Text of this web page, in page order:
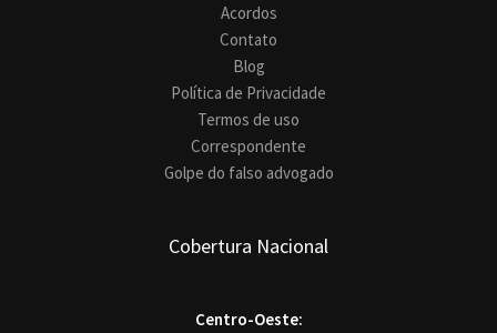
Acordos
Contato
Blog
Política de Privacidade
Termos de uso
Correspondente
Golpe do falso advogado
Cobertura Nacional
Centro-Oeste: